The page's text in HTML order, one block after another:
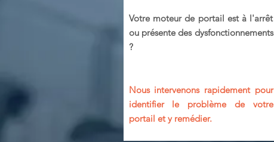
Votre moteur de portail est à l'arrêt
ou présente des dysfonctionnements
?
Nous intervenons rapidement pour
identifier le problème de votre
portail et y remédier.